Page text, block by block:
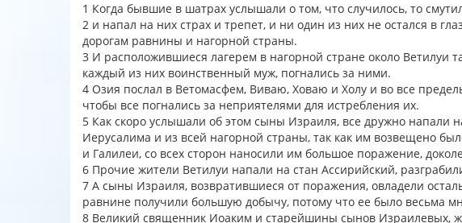
1 Когда бывшие в шатрах услышали о том, что случилось, то
2 и напал на них страх и трепет, и ни один из них не остался в
дорогам равнины и нагорной страны.
3 И расположившиеся лагерем в нагорной стране около Ветилуи
каждый из них воинственный муж, погнались за ними.
4 Озия послал в Ветомасфем, Виваю, Ховаю и Холу и во все
чтобы все погнались за неприятелями для истребления их.
5 Как скоро услышали об этом сыны Израиля, все дружно
Иерусалима и из всей нагорной страны, так как им возвещено
и Галилеи, со всех сторон наносили им большое поражение,
6 Прочие жители Ветилуи напали на стан Ассирийский,
7 А сыны Израиля, возвратившиеся от поражения, овладели
равнине получили большую добычу, потому что ее было весьма
8 Великий священник Иоаким и старейшины сынов Израилевых,